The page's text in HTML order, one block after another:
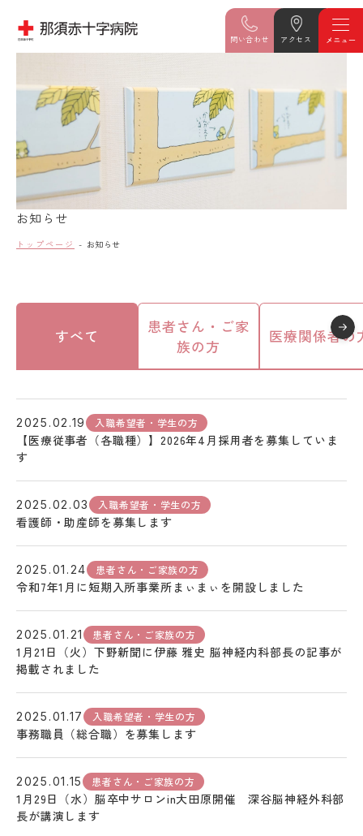
問い合わせ アクセス
お知らせ
トップページ お知らせ
すべて
患者さん・ご家
族の方
医療関係者の
2025.02.19 入職希望者・学生の方
【医療従事者（各職種）】2026年4月採用者を募集していま
す
2025.02.03 入職希望者・学生の方
看護師・助産師を募集します
2025.01.24 患者さん・ご家族の方
令和7年1月に短期入所事業所まぃまぃを開設しました
2025.01.21 患者さん・ご家族の方
1月21日（火）下野新聞に伊藤 雅史 脳神経内科部長の記事が
掲載されました
2025.01.17 入職希望者・学生の方
事務職員（総合職）を募集します
2025.01.15 患者さん・ご家族の方
1月29日（水）脳卒中サロンin大田原開催 深谷脳神経外科部
長が講演します